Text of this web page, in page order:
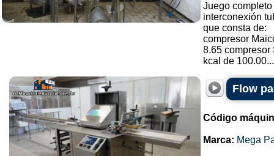
Juego
interconexión
que consta de:
compresor
8.65 compresor
kcal de 100.00...
Flow
Código
Marca: Mega